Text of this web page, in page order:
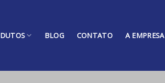
BLOG CONTATO A EMPRESA